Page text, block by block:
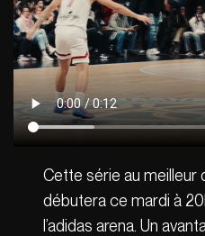
Cette série au meilleur
débutera ce mardi à
l’adidas arena. Un